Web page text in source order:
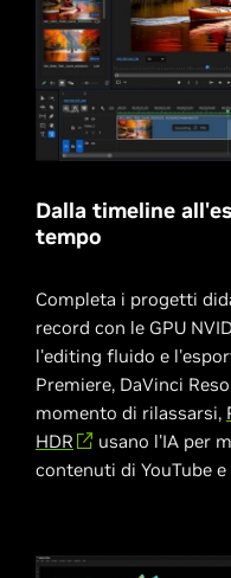
Dalla timeline
tempo
Completa i progetti
record con le GPU
l'editing fluido e
Premiere, DaVinci
momento di rilassarsi,
HDR
usano l'IA per
contenuti di YouTube